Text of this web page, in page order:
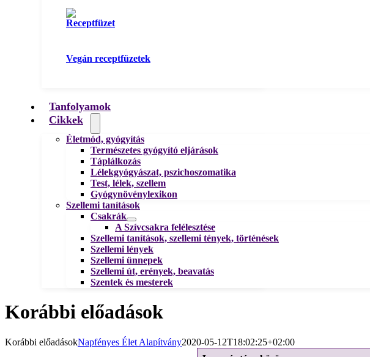
Vegán receptfüzetek
Tanfolyamok
Cikkek
Életmód, gyógyítás
Természetes gyógyító eljárások
Táplálkozás
Lélekgyógyászat, pszichoszomatika
Test, lélek, szellem
Gyógynövénylexikon
Szellemi tanítások
Csakrák
A Szívcsakra felélesztése
Szellemi tanítások, szellemi tények, történések
Szellemi lények
Szellemi ünnepek
Szellemi út, erények, beavatás
Szentek és mesterek
Korábbi előadások
Korábbi előadásokNapfényes Élet Alapítvány2020-05-12T18:02:25+02:00